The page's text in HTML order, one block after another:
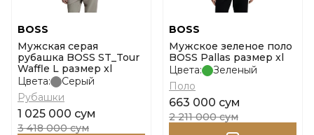
BOSS
Мужская серая
рубашка BOSS ST_Tour
Waffle L размер xl
Цвета:
Серый
Рубашки
1 025 000 сум
3 418 000 сум
BOSS
Мужское зеленое поло
BOSS Pallas размер xl
Цвета:
Зеленый
Поло
663 000 сум
2 211 000 сум